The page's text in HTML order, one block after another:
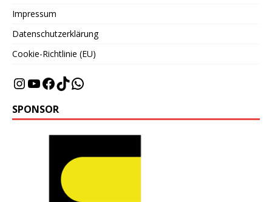
Impressum
Datenschutzerklärung
Cookie-Richtlinie (EU)
SPONSOR